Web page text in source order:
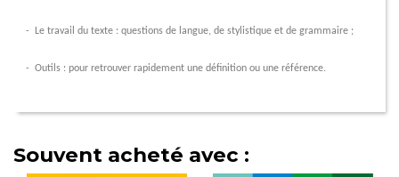
- Le travail du texte : questions de langue, de stylistique et de grammaire ;
- Outils : pour retrouver rapidement une définition ou une référence.
Souvent acheté avec :